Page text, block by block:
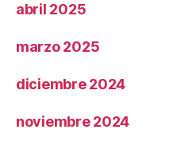
abril 2025
marzo 2025
diciembre 2024
noviembre 2024